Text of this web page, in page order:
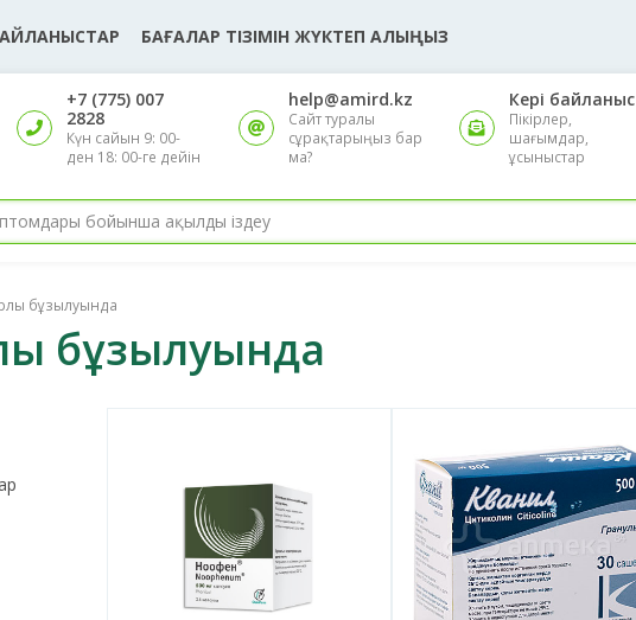
БАҒАЛАР ТІЗІМІН ЖҮКТЕП АЛЫҢЫЗ
‎+7 (775) 007
2828
Күн сайын 9: 00-
ден 18: 00-ге дейін
help@amird.kz
Сайт туралы
сұрақтарыңыз бар
ма?
Кері байланыс
Пікірлер,
шағымдар,
ұсыныстар
бұзылуында
бұзылуында